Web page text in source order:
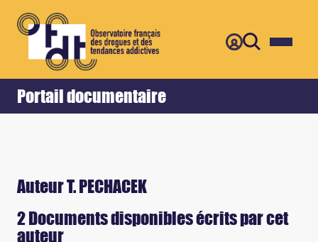
Portail documentaire
Accueil Retour
Auteur T. PECHACEK
2 Documents disponibles écrits par cet
auteur